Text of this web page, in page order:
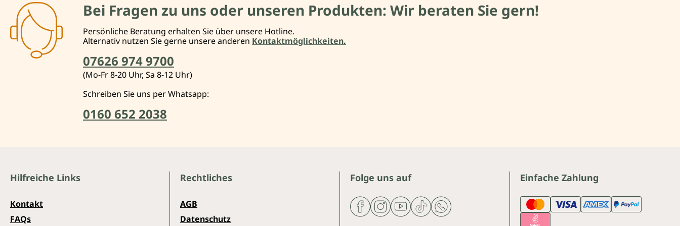
Bei Fragen zu uns oder unseren Produkten: Wir beraten Sie gern!
Persönliche Beratung erhalten Sie über unsere Hotline.
Alternativ nutzen Sie gerne unsere anderen Kontaktmöglichkeiten.
07626 974 9700
(Mo-Fr 8-20 Uhr, Sa 8-12 Uhr)
Schreiben Sie uns per Whatsapp:
0160 652 2038
Folge uns auf Einfache Zahlung
Hilfreiche Links
Kontakt
FAQs
Rechtliches
AGB
Datenschutz